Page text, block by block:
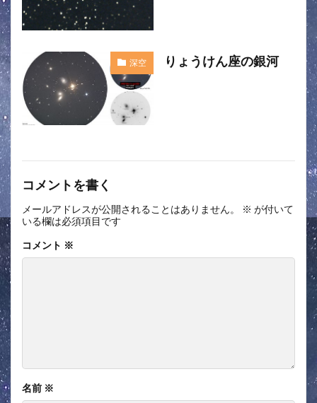
深空 りょうけん座の銀河
コメントを書く
メールアドレスが公開されることはありません。 ※ が付いて
いる欄は必須項目です
コメント ※
名前 ※